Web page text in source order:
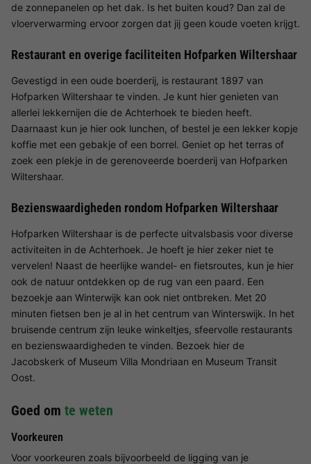
de zonnepanelen op het dak. Is het buiten koud? Dan zal de
vloerverwarming ervoor zorgen dat jij geen koude voeten krijgt.
Restaurant en overige faciliteiten Hofparken Wiltershaar
Gevestigd in een oude boerderij, is restaurant 1897 van
Hofparken Wiltershaar te vinden. Je kunt hier genieten van
allerlei lekkernijen die de Achterhoek te bieden heeft.
Daarnaast kun je hier ook lunchen, of bestel je een lekker kopje
koffie met een gebakje of een borrel. Geniet op het terras of
zoek een plekje in de gerenoveerde boerderij van Hofparken
Wiltershaar.
Bezienswaardigheden rondom Hofparken Wiltershaar
Hofparken Wiltershaar is de perfecte uitvalsbasis voor diverse
activiteiten in de Achterhoek. Je hoeft je hier zeker niet te
vervelen! Naast de heerlijke wandel- en fietsroutes, kun je hier
ook de natuur ontdekken op de rug van een paard. Een
bezoekje aan Winterwijk kan ook niet ontbreken. Met 20
minuten fietsen ben je al in het centrum van Winterswijk. In het
bruisende centrum zijn leuke winkeltjes, sfeervolle restaurants
en bezienswaardigheden te vinden. Bezoek hier de
Jacobskerk of Museum Villa Mondriaan en Museum Transit
Oost.
Goed om te weten
Voorkeuren
Voor voorkeuren zoals bijvoorbeeld de ligging van je